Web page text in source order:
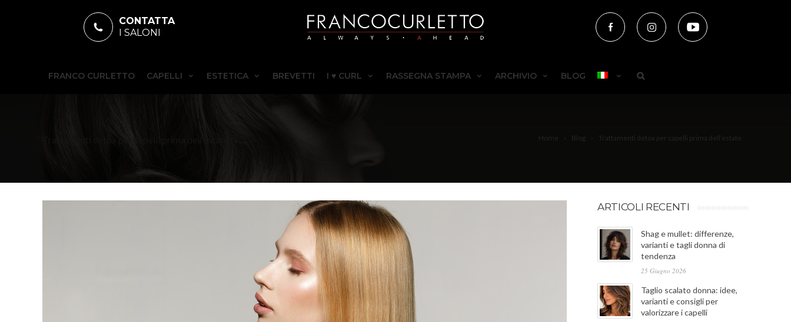
CONTATTA
I SALONI
FRANCO CURLETTO CAPELLI ESTETICA BREVETTI I ♥ CURL RASSEGNA STAMPA ARCHIVIO BLOG
Home Blog Trattamenti detox per capelli prima dell’estate
ARTICOLI RECENTI
Shag e mullet: differenze,
varianti e tagli donna di
tendenza
25 Giugno 2026
Taglio scalato donna: idee,
varianti e consigli per
valorizzare i capelli